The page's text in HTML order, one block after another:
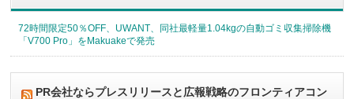
72時間限定50％OFF、UWANT、同社最軽量1.04kgの自動ゴミ収集掃除機
「V700 Pro」をMakuakeで発売
PR会社ならプレスリリースと広報戦略のフロンティアコン